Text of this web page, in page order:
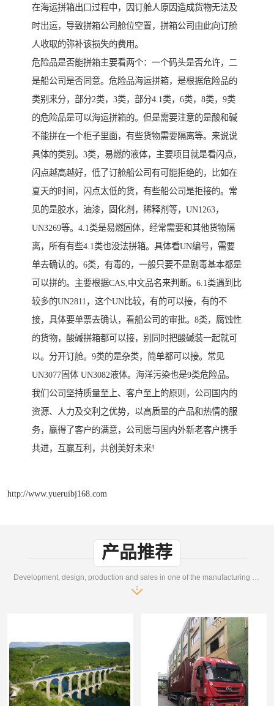
在海运拼箱出口过程中，因订舱人原因造成货物无法及
时出运，导致拼箱公司舱位空置，拼箱公司由此向订舱
人收取的弥补该损失的费用。
危险品是否能拼箱主要看两个：一个码头是否允许，二
是船公司是否同意。危险品海运拼箱，是根据危险品的
类别来分，部分2类，3类，部分4.1类，6类，8类，9类
的危险品是可以海运拼箱的。但是需要注意的是酸和碱
不能拼在一个柜子里面，有些货物需要隔离等。来说说
具体的类别。3类，易燃的液体，主要项目就是看闪点，
闪点越高越好，低了订舱船公司有可能拒绝的，比如在
夏天的时间，闪点太低的货，有些船公司是拒接的。常
见的是胶水，油漆，固化剂，稀释剂等，UN1263，
UN3269等。4.1类是易燃固体，经常需要和其他货物隔
离，所有有些4.1类也没法拼箱。具体看UN编号，需要
单去确认的。6类，有毒的，一般只要不是剧毒基本都是
可以拼的。主要根据CAS,中文品名来判断。6.1类遇到比
较多的UN2811，这个UN比较，有的可以接，有的不
接，具体要单票去确认，看船公司的审批。8类，腐蚀性
的货物，酸碱拼箱都可以接，别同时把酸碱装一起就可
以。分开订舱。9类的是杂类，简单都可以接。常见
UN3077固体 UN3082液体。海洋污染也是9类危险品。
我们公司坚持质量至上、客户至上的原则，公司国内的
资源、人力及交利之优势，以高质量的产品和热情的服
务，赢得了客户的满意，公司愿与国内外新老客户携手
共进，互赢互利，共创美好未来!
http://www.yueruibj168.com
产品推荐
Development, design, production and sales in one of the manufacturing enterprises